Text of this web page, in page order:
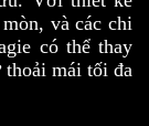
và các chi
có thể thay
thoải mái tối đa